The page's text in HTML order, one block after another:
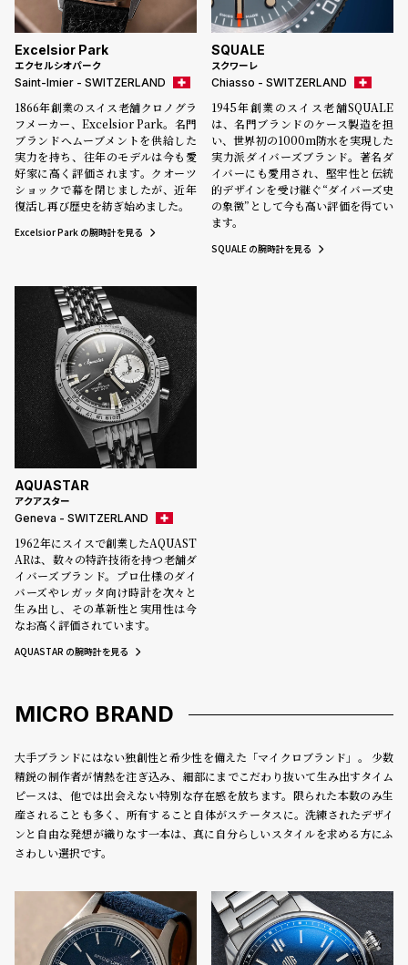
キ
ン
グ
ズ
腕
時
計
レ
デ
ィ
ー
ス
時
キ
ッ
ズ
腕
時
替
え
ベ
ル
ト
ア
ッ
プ
ル
ウ
ォ
ッ
チ
バ
ン
ド
そ
の
商
限
定
注
デ
ル
注
誌
Excelsior Park
エクセルシオパーク
Saint-Imier - SWITZERLAND
1866年創業のスイス老舗クロノグラ
フメーカー、Excelsior Park。名門
ブランドへムーブメントを供給した
実力を持ち、往年のモデルは今も愛
好家に高く評価されます。クオーツ
ショックで幕を閉じましたが、近年
復活し再び歴史を紡ぎ始めました。
Excelsior Park の腕時計を見る
SQUALE
スクワーレ
Chiasso - SWITZERLAND
1945年創業のスイス老舗SQUALE
は、名門ブランドのケース製造を担
い、世界初の1000m防水を実現した
実力派ダイバーズブランド。著名ダ
イバーにも愛用され、堅牢性と伝統
的デザインを受け継ぐ“ダイバーズ史
の象徴”として今も高い評価を得てい
ます。
SQUALE の腕時計を見る
AQUASTAR
アクアスター
Geneva - SWITZERLAND
1962年にスイスで創業したAQUAST
ARは、数々の特許技術を持つ老舗ダ
イバーズブランド。プロ仕様のダイ
バーズやレガッタ向け時計を次々と
生み出し、その革新性と実用性は今
なお高く評価されています。
AQUASTAR の腕時計を見る
MICRO BRAND
大手ブランドにはない独創性と希少性を備えた「マイクロブランド」。 少数
精鋭の制作者が情熱を注ぎ込み、細部にまでこだわり抜いて生み出すタイム
ピースは、他では出会えない特別な存在感を放ちます。限られた本数のみ生
産されることも多く、所有すること自体がステータスに。洗練されたデザイ
ンと自由な発想が織りなす一本は、真に自分らしいスタイルを求める方にふ
さわしい選択です。